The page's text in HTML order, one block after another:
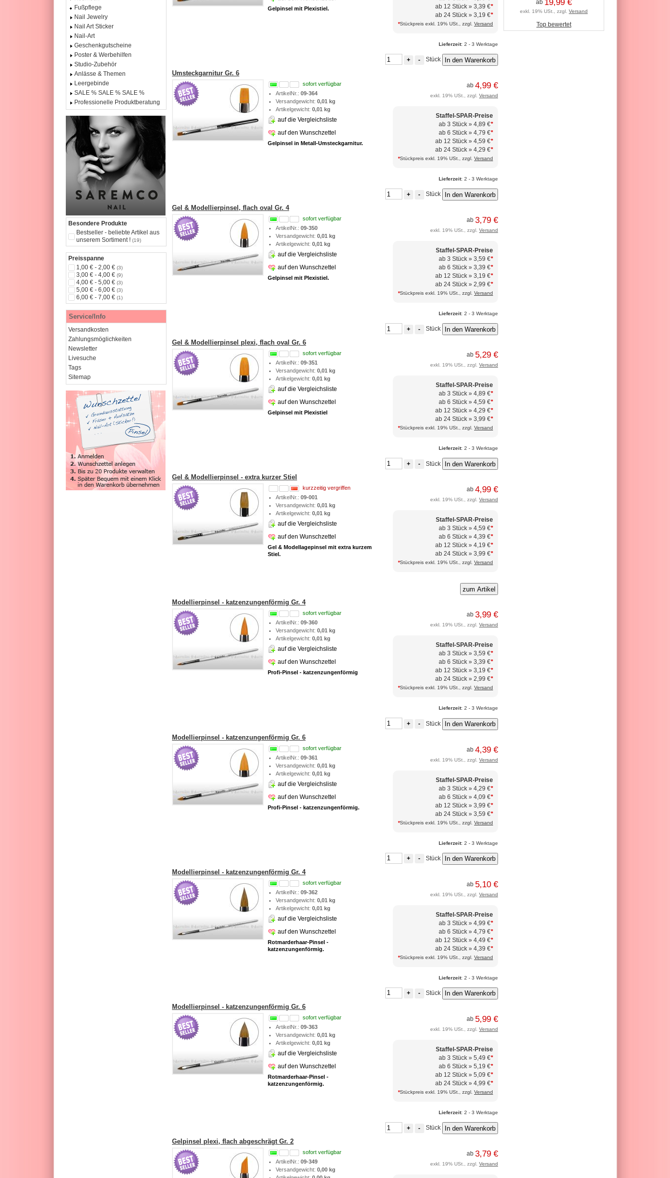
Gelpinsel mit Plexistiel.
ab 12 Stück » 3,39 €*
ab 24 Stück » 3,19 €*
*Stückpreis exkl. 19% USt., zzgl. Versand
Lieferzeit: 2 - 3 Werktage
+ - Stück
Umsteckgarnitur Gr. 6
sofort verfügbar
ArtikelNr.:09-364
Versandgewicht:0,01 kg
Artikelgewicht:0,01 kg
auf die Vergleichsliste
auf den Wunschzettel
Gelpinsel in Metall-Umsteckgarnitur.
ab 4,99 €
exkl. 19% USt., zzgl. Versand
Staffel-SPAR-Preise
ab 3 Stück » 4,89 €*
ab 6 Stück » 4,79 €*
ab 12 Stück » 4,59 €*
ab 24 Stück » 4,29 €*
*Stückpreis exkl. 19% USt., zzgl. Versand
Lieferzeit: 2 - 3 Werktage
+ - Stück
Gel & Modellierpinsel, flach oval Gr. 4
sofort verfügbar
ArtikelNr.:09-350
Versandgewicht:0,01 kg
Artikelgewicht:0,01 kg
auf die Vergleichsliste
auf den Wunschzettel
Gelpinsel mit Plexistiel.
ab 3,79 €
exkl. 19% USt., zzgl. Versand
Staffel-SPAR-Preise
ab 3 Stück » 3,59 €*
ab 6 Stück » 3,39 €*
ab 12 Stück » 3,19 €*
ab 24 Stück » 2,99 €*
*Stückpreis exkl. 19% USt., zzgl. Versand
Lieferzeit: 2 - 3 Werktage
+ - Stück
Gel & Modellierpinsel plexi, flach oval Gr. 6
sofort verfügbar
ArtikelNr.:09-351
Versandgewicht:0,01 kg
Artikelgewicht:0,01 kg
auf die Vergleichsliste
auf den Wunschzettel
Gelpinsel mit Plexistiel
ab 5,29 €
exkl. 19% USt., zzgl. Versand
Staffel-SPAR-Preise
ab 3 Stück » 4,89 €*
ab 6 Stück » 4,59 €*
ab 12 Stück » 4,29 €*
ab 24 Stück » 3,99 €*
*Stückpreis exkl. 19% USt., zzgl. Versand
Lieferzeit: 2 - 3 Werktage
+ - Stück
Gel & Modellierpinsel - extra kurzer Stiel
kurzzeitig vergriffen
ArtikelNr.:09-001
Versandgewicht:0,01 kg
Artikelgewicht:0,01 kg
auf die Vergleichsliste
auf den Wunschzettel
Gel & Modellagepinsel mit extra kurzem
Stiel.
ab 4,99 €
exkl. 19% USt., zzgl. Versand
Staffel-SPAR-Preise
ab 3 Stück » 4,59 €*
ab 6 Stück » 4,39 €*
ab 12 Stück » 4,19 €*
ab 24 Stück » 3,99 €*
*Stückpreis exkl. 19% USt., zzgl. Versand
zum Artikel
Modellierpinsel - katzenzungenförmig Gr. 4
sofort verfügbar
ArtikelNr.:09-360
Versandgewicht:0,01 kg
Artikelgewicht:0,01 kg
auf die Vergleichsliste
auf den Wunschzettel
Profi-Pinsel - katzenzungenförmig
ab 3,99 €
exkl. 19% USt., zzgl. Versand
Staffel-SPAR-Preise
ab 3 Stück » 3,59 €*
ab 6 Stück » 3,39 €*
ab 12 Stück » 3,19 €*
ab 24 Stück » 2,99 €*
*Stückpreis exkl. 19% USt., zzgl. Versand
Lieferzeit: 2 - 3 Werktage
+ - Stück
Modellierpinsel - katzenzungenförmig Gr. 6
sofort verfügbar
ArtikelNr.:09-361
Versandgewicht:0,01 kg
Artikelgewicht:0,01 kg
auf die Vergleichsliste
auf den Wunschzettel
Profi-Pinsel - katzenzungenförmig.
ab 4,39 €
exkl. 19% USt., zzgl. Versand
Staffel-SPAR-Preise
ab 3 Stück » 4,29 €*
ab 6 Stück » 4,09 €*
ab 12 Stück » 3,99 €*
ab 24 Stück » 3,59 €*
*Stückpreis exkl. 19% USt., zzgl. Versand
Lieferzeit: 2 - 3 Werktage
+ - Stück
Modellierpinsel - katzenzungenförmig Gr. 4
sofort verfügbar
ArtikelNr.:09-362
Versandgewicht:0,01 kg
Artikelgewicht:0,01 kg
auf die Vergleichsliste
auf den Wunschzettel
Rotmarderhaar-Pinsel -
katzenzungenförmig.
ab 5,10 €
exkl. 19% USt., zzgl. Versand
Staffel-SPAR-Preise
ab 3 Stück » 4,99 €*
ab 6 Stück » 4,79 €*
ab 12 Stück » 4,49 €*
ab 24 Stück » 4,39 €*
*Stückpreis exkl. 19% USt., zzgl. Versand
Lieferzeit: 2 - 3 Werktage
+ - Stück
Modellierpinsel - katzenzungenförmig Gr. 6
sofort verfügbar
ArtikelNr.:09-363
Versandgewicht:0,01 kg
Artikelgewicht:0,01 kg
auf die Vergleichsliste
auf den Wunschzettel
Rotmarderhaar-Pinsel -
katzenzungenförmig.
ab 5,99 €
exkl. 19% USt., zzgl. Versand
Staffel-SPAR-Preise
ab 3 Stück » 5,49 €*
ab 6 Stück » 5,19 €*
ab 12 Stück » 5,09 €*
ab 24 Stück » 4,99 €*
*Stückpreis exkl. 19% USt., zzgl. Versand
Lieferzeit: 2 - 3 Werktage
+ - Stück
Gelpinsel plexi, flach abgeschrägt Gr. 2
sofort verfügbar
ArtikelNr.:09-349
Versandgewicht:0,00 kg
ab 3,79 €
exkl. 19% USt., zzgl. Versand
Fußpflege
Nail Jewelry
Nail Art Sticker
Nail-Art
Geschenkgutscheine
Poster & Werbehilfen
Studio-Zubehör
Anlässe & Themen
Leergebinde
SALE % SALE % SALE %
Professionelle Produktberatung
Besondere Produkte
Bestseller - beliebte Artikel aus
unserem Sortiment ! (19)
Preisspanne
1,00 € - 2,00 € (3)
3,00 € - 4,00 € (9)
4,00 € - 5,00 € (3)
5,00 € - 6,00 € (3)
6,00 € - 7,00 € (1)
Service/Info
Versandkosten
Zahlungsmöglichkeiten
Newsletter
Livesuche
Tags
Sitemap
ab 19,99 €
exkl. 19% USt., zzgl. Versand
Top bewertet